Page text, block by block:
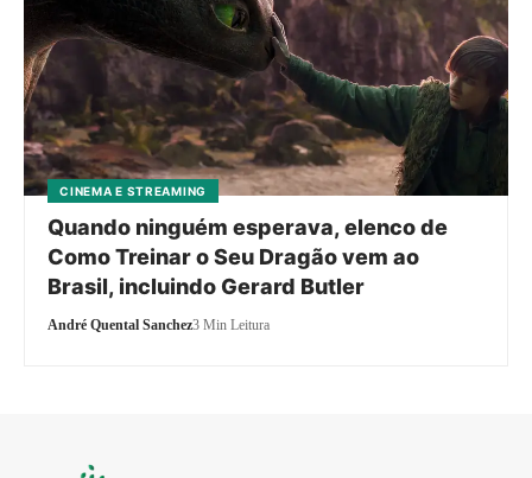
CINEMA E STREAMING
Quando ninguém esperava, elenco de
Como Treinar o Seu Dragão vem ao
Brasil, incluindo Gerard Butler
André Quental Sanchez3 Min Leitura